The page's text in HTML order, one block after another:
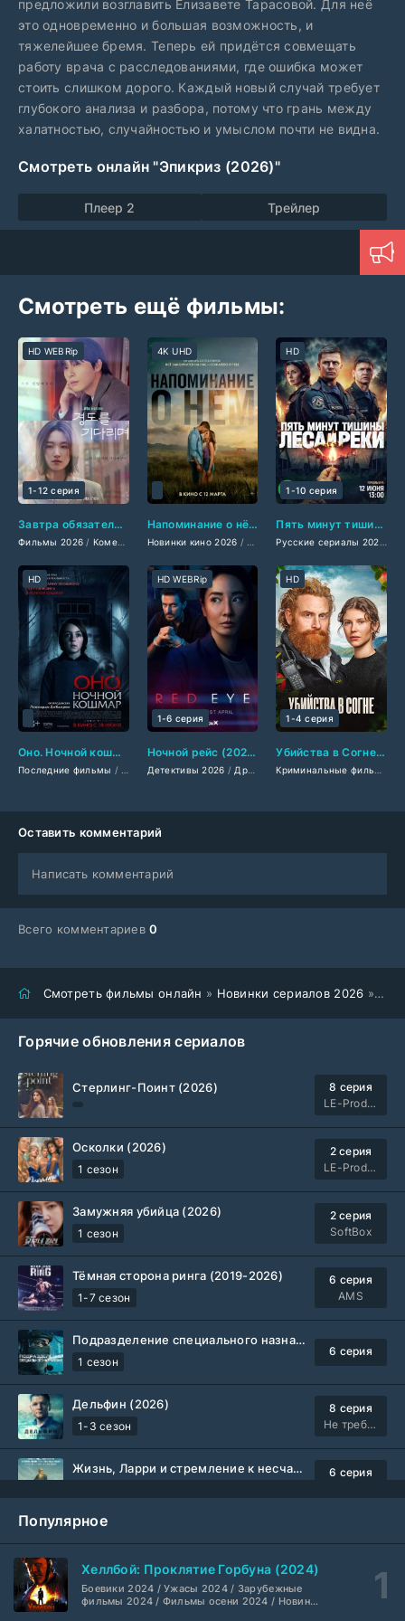
предложили возглавить Елизавете Тарасовой. Для неё
это одновременно и большая возможность, и
тяжелейшее бремя. Теперь ей придётся совмещать
работу врача с расследованиями, где ошибка может
стоить слишком дорого. Каждый новый случай требует
глубокого анализа и разбора, потому что грань между
халатностью, случайностью и умыслом почти не видна.
Смотреть онлайн "Эпикриз (2026)"
Плеер 2 Трейлер
Смотреть ещё фильмы:
Завтра обязательно (2026)
Фильмы 2026 / Комедии 2026 /Мелодрамы 2026 Сериалы 2026/Дорамы
HD WEBRip
1-12 серия
Напоминание о нём (2026)
Новинки кино 2026 / Фильмы 2026/Драмы 2026
4K UHD
Пять минут тишины. Леса и реки (2026)
HD
1-10 серия
Оно. Ночной кошмар (2026)
Последние фильмы / Фильмы 2026/Триллеры 2026 /Фильмы ужасов 2026
HD
Ночной рейс (2026)
Детективы 2026 / Драмы 2026 /Триллеры 2026
HD WEBRip
1-6 серия
Убийства в Согне (2026)
HD
1-4 серия
Оставить комментарий
Написать комментарий
Всего комментариев0
Смотреть фильмы онлайн » Новинки сериалов 2026 » Эпикриз (2026)
Горячие обновления сериалов
Стерлинг-Поинт (2026)
8 серия
LE-Production
Осколки (2026)
1 сезон
2 серия
LE-Production
Замужняя убийца (2026)
1 сезон
2 серия
SoftBox
Тёмная сторона ринга (2019-2026)
1-7 сезон
6 серия
AMS
Подразделение специального назначения (2026)
1 сезон
6 серия
Дельфин (2026)
1-3 сезон
8 серия
Не требуется
Жизнь, Ларри и стремление к несчастью: Почти история Америки (2026)
6 серия
Шугар (2026)
Укрытие (2026)
Популярное
Хеллбой: Проклятие Горбуна (2024)
Боевики 2024 / Ужасы 2024 / Зарубежные
фильмы 2024 / Фильмы осени 2024 / Новинки